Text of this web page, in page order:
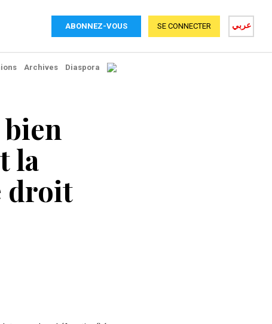
ABONNEZ-VOUS عربي SE CONNECTER
Archives Diaspora
bien
la
droit